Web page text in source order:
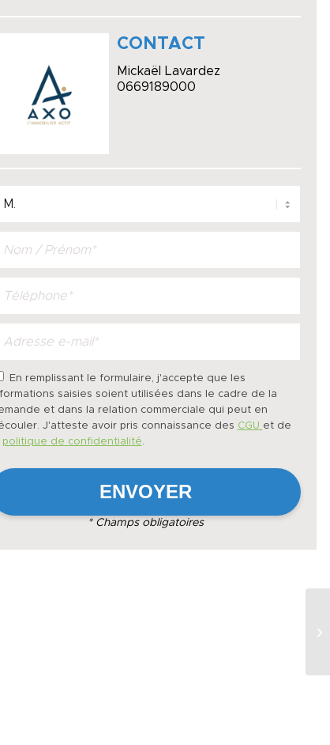
CONTACT
Mickaël Lavardez
0669189000
En remplissant le formulaire, j'accepte que les
saisies soient utilisées dans le cadre de la
et dans la relation commerciale qui peut en
J'atteste avoir pris connaissance des CGU et de
politique de confidentialité.
* Champs obligatoires